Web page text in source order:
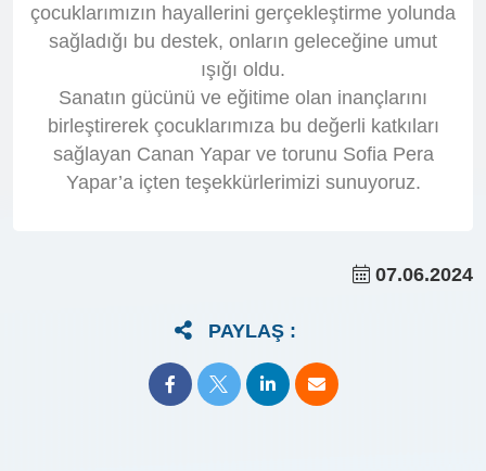
çocuklarımızın hayallerini gerçekleştirme yolunda
sağladığı bu destek, onların geleceğine umut
ışığı oldu.
Sanatın gücünü ve eğitime olan inançlarını
birleştirerek çocuklarımıza bu değerli katkıları
sağlayan Canan Yapar ve torunu Sofia Pera
Yapar’a içten teşekkürlerimizi sunuyoruz.
07.06.2024
PAYLAŞ :